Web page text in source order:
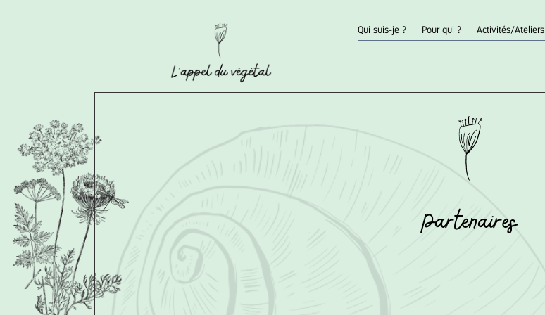
Qui suis-je ? Pour qui ? Activités/Ateliers
Partenaires